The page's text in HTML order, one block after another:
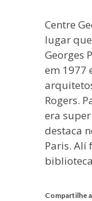
Centre
lugar
Georges
em 1977
Rogers.
era
destaca
Paris. Alí
Compartilhe